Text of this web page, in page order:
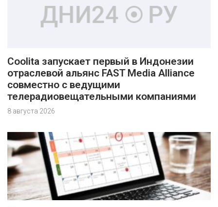
Coolita запускает первый в Индонезии
отраслевой альянс FAST Media Alliance
совместно с ведущими
телерадиовещательными компаниями
8 августа 2026